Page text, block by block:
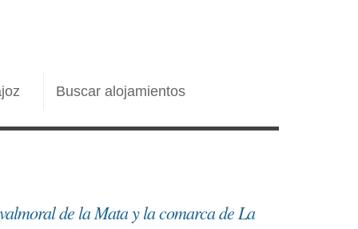
Buscar alojamientos
de la Mata y la comarca de La